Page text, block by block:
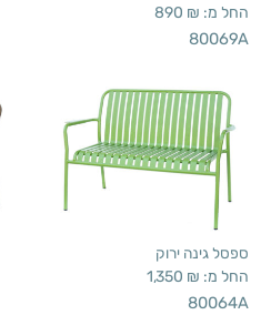
החל מ: 890 ₪
80069A
ספסל גינה ירוק
החל מ: 1,350 ₪
80064A